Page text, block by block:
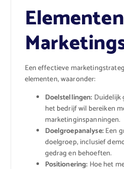
Een effectieve
elementen, waaronder:
Doelstellingen: Duidelijk
het bedrijf wil bereiken
marketinginspanningen.
Doelgroepanalyse:Een
doelgroep, inclusief
gedrag en behoeften.
Positionering: Hoe het